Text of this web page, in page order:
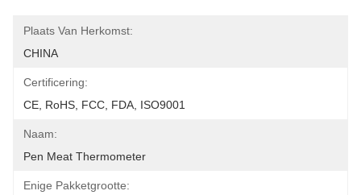
Plaats Van Herkomst:
CHINA
Certificering:
CE, RoHS, FCC, FDA, ISO9001
Naam:
Pen Meat Thermometer
Enige Pakketgrootte: